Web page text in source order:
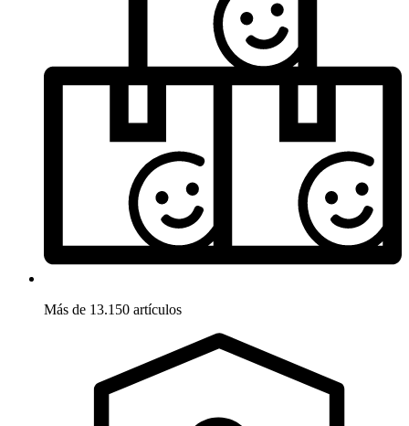
Más de 13.150 artículos